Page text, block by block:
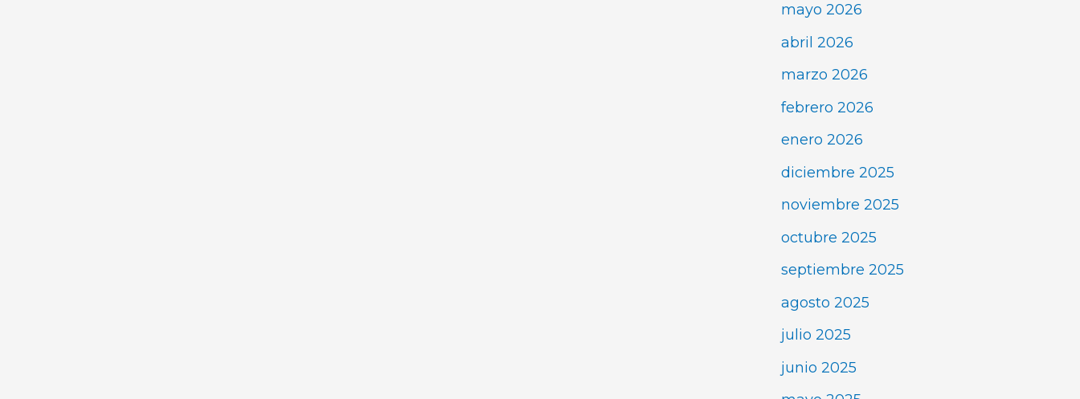
mayo 2026
abril 2026
marzo 2026
febrero 2026
enero 2026
diciembre 2025
noviembre 2025
octubre 2025
septiembre 2025
agosto 2025
julio 2025
junio 2025